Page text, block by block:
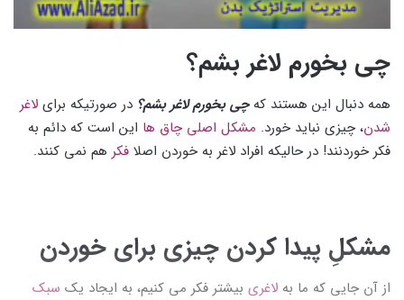
چی بخورم لاغر بشم؟
همه دنبال این هستند کهچی بخورم لاغر بشم؟ در صورتیکه برای لاغر
شدن، چیزی نباید خورد. مشکل اصلی چاق ها این است که دائم به
فکر خوردنند! در حالیکه افراد لاغر به خوردن اصلا فکر هم نمی کنند.
مشکلِ پیدا کردن چیزی برای خوردن
از آن جایی که ما به لاغری بیشتر فکر می کنیم، به ایجاد یک سبک